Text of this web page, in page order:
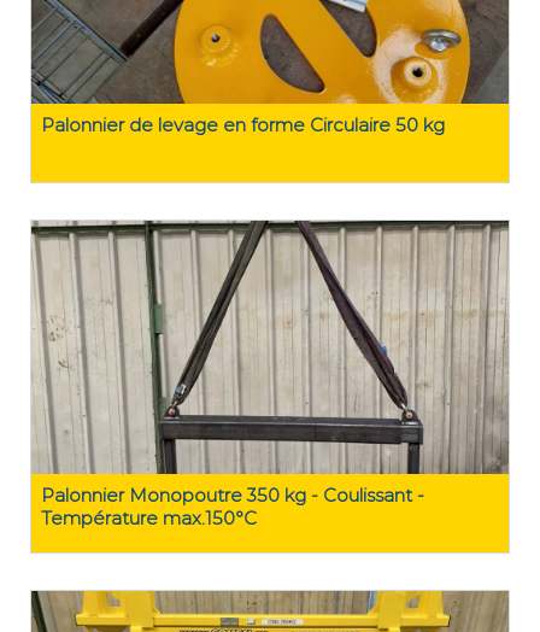
Palonnier de levage en forme Circulaire 50 kg
Palonnier Monopoutre 350 kg - Coulissant -
Température max.150°C